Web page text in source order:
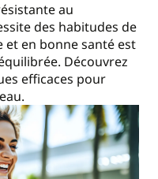
au
des habitudes de
et en bonne santé est
Découvrez
efficaces pour